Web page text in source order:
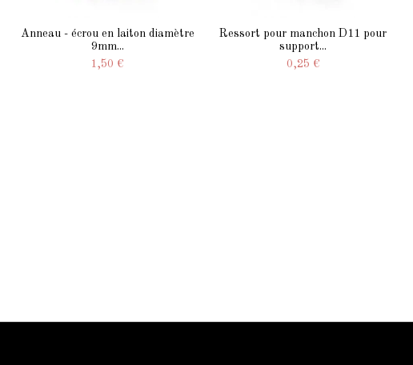
Anneau - écrou en laiton diamètre
9mm...
1,50 €
Ressort pour manchon D11 pour
support...
0,25 €